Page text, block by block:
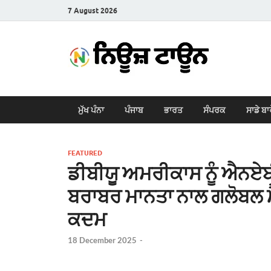
7 August 2026
ਮੁੱਖ ਪੰਨਾ ਪੰਜਾਬ ਭਾਰਤ ਸੰਪਰਕ ਸਾਡੇ
FEATURED
ਡੀਬੀਯੂ ਅਮਰੀਕਾਸ ਨੂੰ
ਬਰਾਬਰ ਮਾਨਤਾ ਨਾਲ
ਕਦਮ
18 December 2025 -